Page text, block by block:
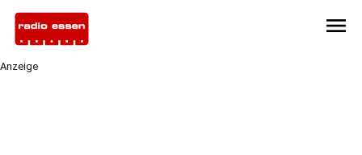
menu
Anzeige